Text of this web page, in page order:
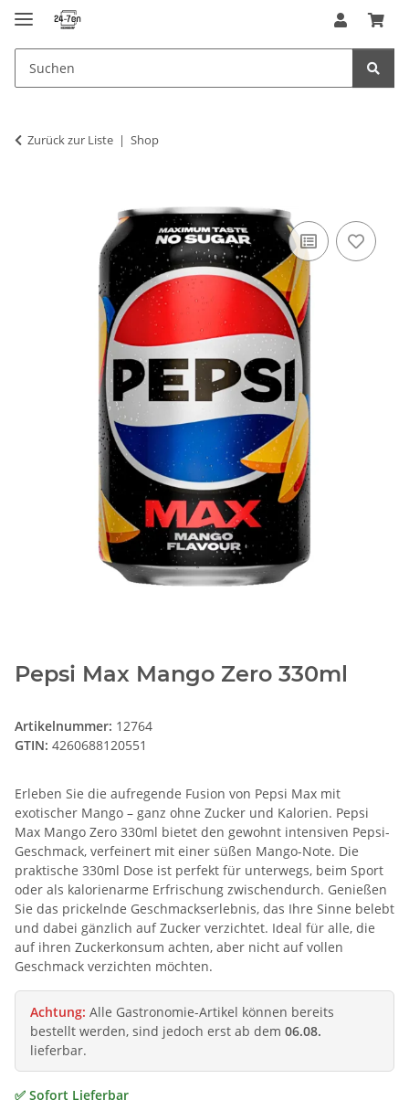
Zurück zur Liste Shop
Pepsi Max Mango Zero 330ml
Artikelnummer: 12764
GTIN: 4260688120551
Erleben Sie die aufregende Fusion von Pepsi Max mit
exotischer Mango – ganz ohne Zucker und Kalorien. Pepsi
Max Mango Zero 330ml bietet den gewohnt intensiven Pepsi-
Geschmack, verfeinert mit einer süßen Mango-Note. Die
praktische 330ml Dose ist perfekt für unterwegs, beim Sport
oder als kalorienarme Erfrischung zwischendurch. Genießen
Sie das prickelnde Geschmackserlebnis, das Ihre Sinne belebt
und dabei gänzlich auf Zucker verzichtet. Ideal für alle, die
auf ihren Zuckerkonsum achten, aber nicht auf vollen
Geschmack verzichten möchten.
Achtung: Alle Gastronomie-Artikel können bereits
bestellt werden, sind jedoch erst ab dem 06.08.
lieferbar.
✅ Sofort Lieferbar